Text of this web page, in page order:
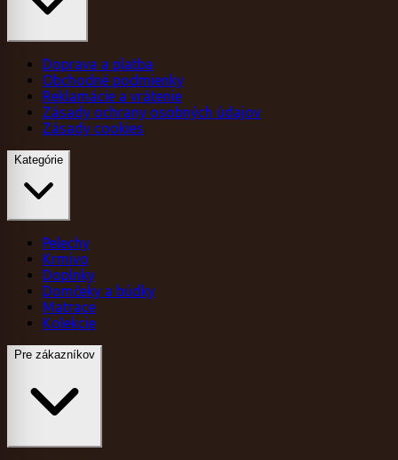
Doprava a platba
Obchodné podmienky
Reklamácie a vrátenie
Zásady ochrany osobných údajov
Zásady cookies
Kategórie
Pelechy
Krmivo
Doplnky
Domčeky a búdky
Matrace
Kolekcie
Pre zákazníkov